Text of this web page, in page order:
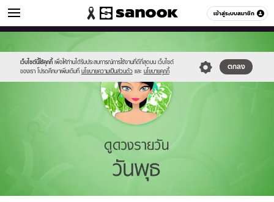
เข้าสู่ระบบสมาชิก
ดูดวง หมวดอื่นๆ
เว็บไซต์นี้ใช้คุกกี้ เพื่อให้ท่านได้รับประสบการณ์การใช้งานที่ดีที่สุดบน เว็บไซต์
ของเรา โปรดศึกษาเพิ่มเติมที่ นโยบายความเป็นส่วนตัว และ นโยบายคุกกี้
ตกลง
//s.isanook.com/sr/0/images/logo-
new-
sanook.png
//s.isanook.com/ho/0/ud/fxd/day/4_wed.jpg